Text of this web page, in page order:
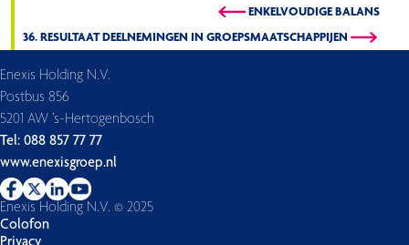
36. RESULTAAT DEELNEMINGEN IN GROEPSMAATSCHAPPIJEN
ENKELVOUDIGE BALANS
Enexis Holding N.V.
Postbus 856
5201 AW ’s-Hertogenbosch
Tel: 088 857 77 77
www.enexisgroep.nl
Enexis Holding N.V. © 2025
Colofon